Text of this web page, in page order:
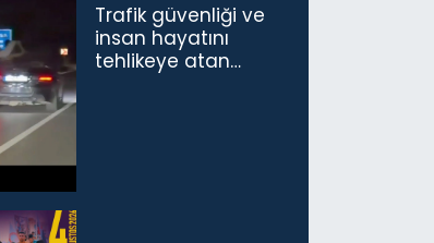
Trafik güvenliği ve
insan hayatını
tehlikeye atan